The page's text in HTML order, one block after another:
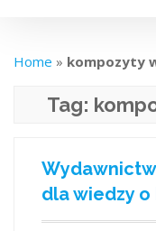
Home » kompozyty
Tag:
dla wiedzy